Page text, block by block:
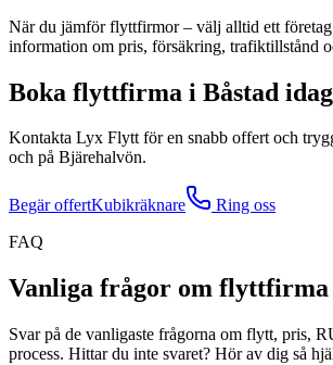
När du jämför flyttfirmor – välj alltid ett
information om pris, försäkring, trafiktillstånd
Boka flyttfirma i Båstad idag
Kontakta Lyx Flytt för en snabb offert och
och på Bjärehalvön.
Begär offertKubikräknare
Ring oss
FAQ
Vanliga frågor om flyttfirma
Svar på de vanligaste frågorna om flytt, pris,
process. Hittar du inte svaret? Hör av dig så